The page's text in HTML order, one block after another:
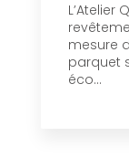
L’Atelier
mesure
parquet
éco...